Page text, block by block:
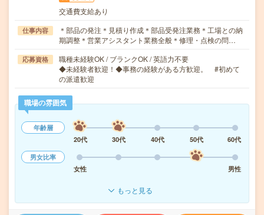
交通費支給あり
仕事内容
＊部品の発注＊見積り作成＊部品受発注業務＊工場との納
期調整＊営業アシスタント業務全般＊修理・点検の問…
応募資格
職種未経験OK / ブランクOK / 英語力不要
◆未経験者歓迎！◆事務の経験がある方歓迎。 #初めて
の派遣歓迎
職場の雰囲気
年齢層
20代
30代 40代 50代
60代
男女比率
女性
男性
もっと見る